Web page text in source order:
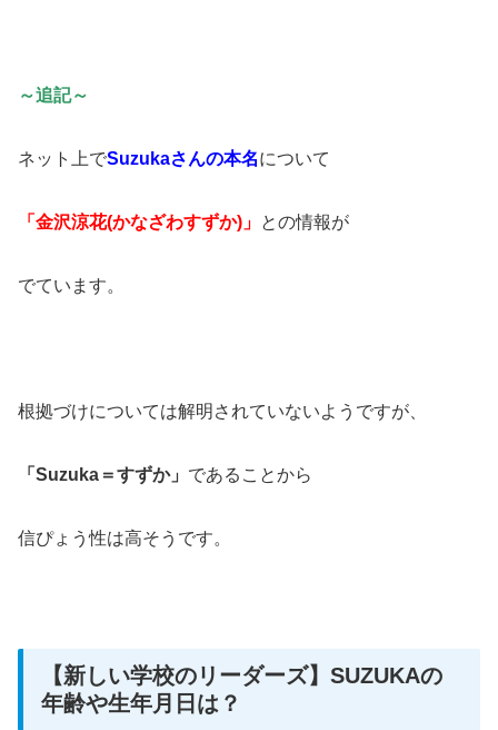
～追記～
ネット上でSuzukaさんの本名について
「金沢涼花(かなざわすずか)」 との情報が
でています。
根拠づけについては解明されていないようですが、
「Suzuka＝すずか」 であることから
信ぴょう性は高そうです。
【新しい学校のリーダーズ】SUZUKAの
年齢や生年月日は？